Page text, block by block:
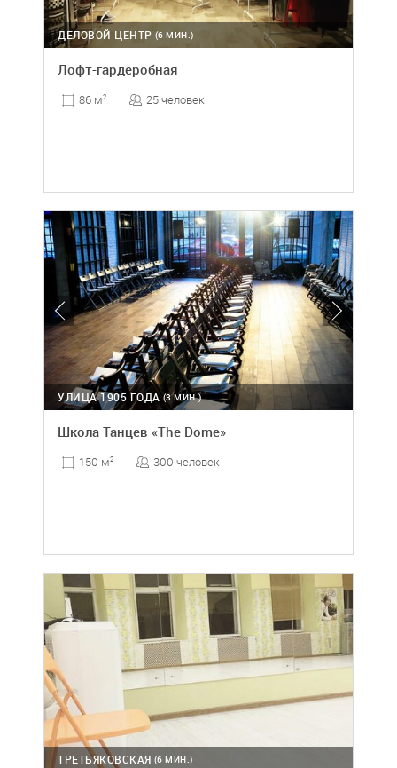
(6 МИН.)
ДЕЛОВОЙ ЦЕНТР
Лофт-гардеробная
86 м2 25 человек
(3 МИН.)
УЛИЦА 1905 ГОДА
Школа Танцев «The Dome»
150 м2 300 человек
(6 МИН.)
ТРЕТЬЯКОВСКАЯ